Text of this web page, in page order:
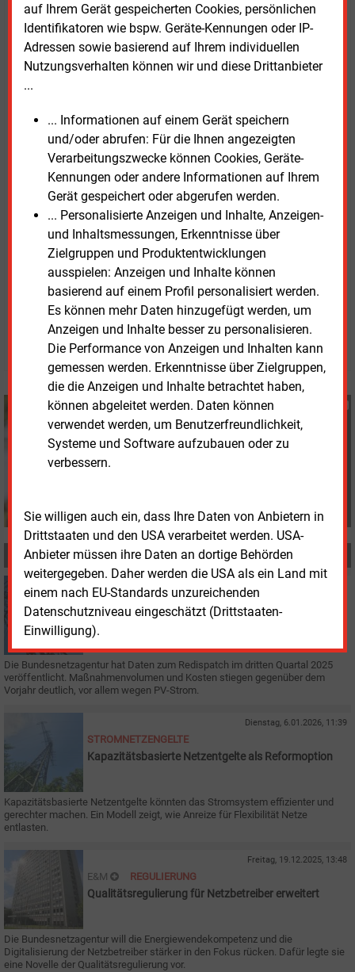
auf Ihrem Gerät gespeicherten Cookies, persönlichen
Identifikatoren wie bspw. Geräte-Kennungen oder IP-
Adressen sowie basierend auf Ihrem individuellen
Nutzungsverhalten können wir und diese Drittanbieter
...
... Informationen auf einem Gerät speichern
und/oder abrufen: Für die Ihnen angezeigten
Verarbeitungszwecke können Cookies, Geräte-
Kennungen oder andere Informationen auf Ihrem
Gerät gespeichert oder abgerufen werden.
... Personalisierte Anzeigen und Inhalte, Anzeigen-
und Inhaltsmessungen, Erkenntnisse über
Zielgruppen und Produktentwicklungen
ausspielen: Anzeigen und Inhalte können
basierend auf einem Profil personalisiert werden.
Es können mehr Daten hinzugefügt werden, um
Anzeigen und Inhalte besser zu personalisieren.
Die Performance von Anzeigen und Inhalten kann
gemessen werden. Erkenntnisse über Zielgruppen,
die die Anzeigen und Inhalte betrachtet haben,
können abgeleitet werden. Daten können
verwendet werden, um Benutzerfreundlichkeit,
Systeme und Software aufzubauen oder zu
verbessern.
Sie willigen auch ein, dass Ihre Daten von Anbietern in
Drittstaaten und den USA verarbeitet werden. USA-
Anbieter müssen ihre Daten an dortige Behörden
weitergegeben. Daher werden die USA als ein Land mit
einem nach EU-Standards unzureichenden
Datenschutzniveau eingeschätzt (Drittstaaten-
Einwilligung).
Glättungsmechanismus das angestrebte Ziel erfüllt
und ob es einen alternativen Glättungsmechanismus
(anknüpfend zum Beispiel an Entgeltprognosen) gibt,
zu den zeitlichen Abläufen hinsichtlich der
Bestimmung gebeten.
DerFestlegungsentwurf zum Regulierungsrahmen
für Übertragungsnetzbetreibersteht im Internet bereit.
EineAnmeldung zum Webcast am 21. Januar
möglich.
Susanne Harmsen
Susanne Harmsen
+49 (0) 151 28207503
s.harmsen@energie-
MEHR ZUM THEMA
Mehr Netzengpassmanagement und höhere Kosten
Die Bundesnetzagentur hat Daten zum Redispatch im dritten Quartal 2025
veröffentlicht. Maßnahmenvolumen und Kosten stiegen gegenüber dem
Vorjahr deutlich, vor allem wegen PV-Strom.
Dienstag, 6.01.2026, 11:39
STROMNETZENGELTE
Kapazitätsbasierte Netzentgelte als Reformoption
Kapazitätsbasierte Netzentgelte könnten das Stromsystem effizienter und
gerechter machen. Ein Modell zeigt, wie Anreize für Flexibilität Netze
entlasten.
Freitag, 19.12.2025, 13:48
E&M REGULIERUNG
Qualitätsregulierung für Netzbetreiber erweitert
Die Bundesnetzagentur will die Energiewendekompetenz und die
Digitalisierung der Netzbetreiber stärker in den Fokus rücken. Dafür legte sie
eine Novelle der Qualitätsregulierung vor.